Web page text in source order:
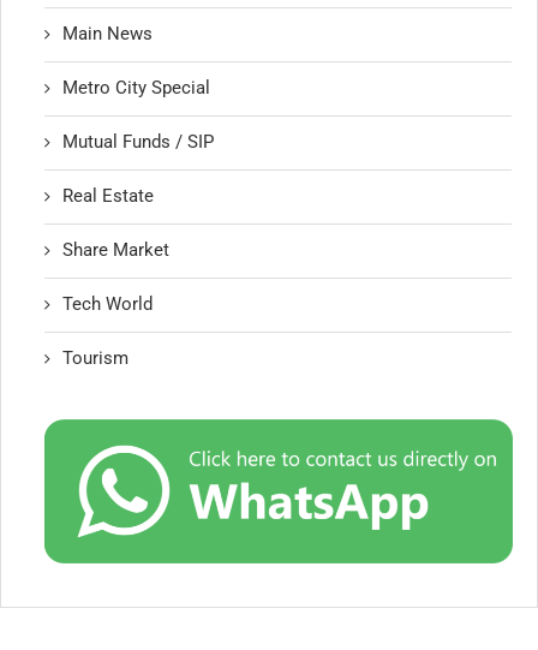
Main News
Metro City Special
Mutual Funds / SIP
Real Estate
Share Market
Tech World
Tourism